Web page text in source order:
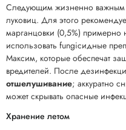
Следующим жизненно важным
луковиц. Для этого
марганцовки (0,5%)
использовать fungicидные
Максим, которые обеспечат
вредителей. После
отшелушивание; аккуратно
может скрывать опасные
Хранение летом